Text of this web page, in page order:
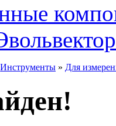
Инструменты » Для